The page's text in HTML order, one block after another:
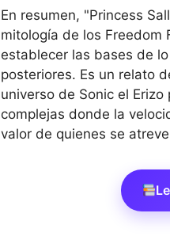
En resumen, "Princess
mitología de los Freedom
establecer las bases de
posteriores. Es un relato
universo de Sonic el
complejas donde la
valor de quienes se